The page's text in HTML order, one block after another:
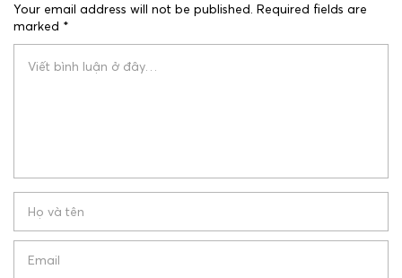
LÔ C1 ĐƯỜNG ĐỘC LẬP, P. TUY HÒA, ĐẮK LẮK
Your email address will not be published. Required fields are
marked *